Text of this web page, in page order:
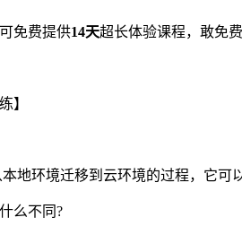
免费提供14天超长体验课程，敢免
】
地环境迁移到云环境的过程，它可
么不同?